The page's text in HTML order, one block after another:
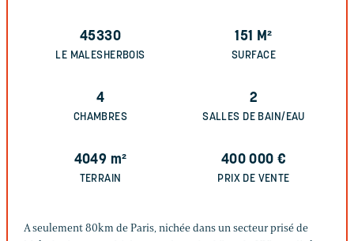
45330
LE MALESHERBOIS
151 M²
SURFACE
4
CHAMBRES
2
SALLES DE BAIN/EAU
4049 m²
TERRAIN
400 000 €
PRIX DE VENTE
A seulement 80km de Paris, nichée dans un secteur prisé de